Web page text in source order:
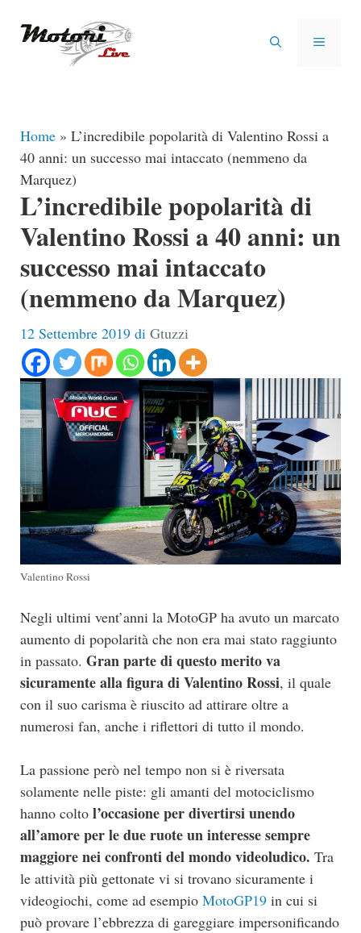
MENU
Home » L’incredibile popolarità di Valentino Rossi a
40 anni: un successo mai intaccato (nemmeno da
Marquez)
L’incredibile popolarità di
Valentino Rossi a 40 anni: un
successo mai intaccato
(nemmeno da Marquez)
12 Settembre 2019 di Gtuzzi
Valentino Rossi
Negli ultimi vent’anni la MotoGP ha avuto un marcato
aumento di popolarità che non era mai stato raggiunto
in passato. Gran parte di questo merito va
sicuramente alla figura di Valentino Rossi, il quale
con il suo carisma è riuscito ad attirare oltre a
numerosi fan, anche i riflettori di tutto il mondo.
La passione però nel tempo non si è riversata
solamente nelle piste: gli amanti del motociclismo
hanno colto l’occasione per divertirsi unendo
all’amore per le due ruote un interesse sempre
maggiore nei confronti del mondo videoludico. Tra
le attività più gettonate vi si trovano sicuramente i
videogiochi, come ad esempio MotoGP19 in cui si
può provare l’ebbrezza di gareggiare impersonificando